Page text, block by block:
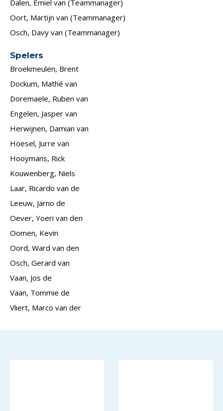
Dalen, Emiel van (Teammanager)
Oort, Martijn van (Teammanager)
Osch, Davy van (Teammanager)
Spelers
Broekmeulen, Brent
Dockum, Mathé van
Doremaele, Ruben van
Engelen, Jasper van
Herwijnen, Damian van
Hoesel, Jurre van
Hooymans, Rick
Kouwenberg, Niels
Laar, Ricardo van de
Leeuw, Jarno de
Oever, Yoeri van den
Oomen, Kevin
Oord, Ward van den
Osch, Gerard van
Vaan, Jos de
Vaan, Tommie de
Vliert, Marco van der